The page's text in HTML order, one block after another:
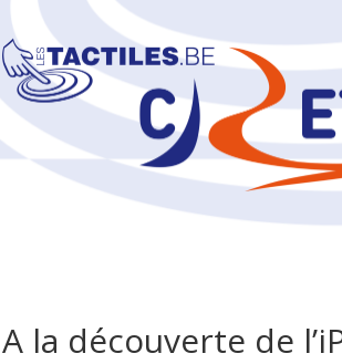
A la découverte de